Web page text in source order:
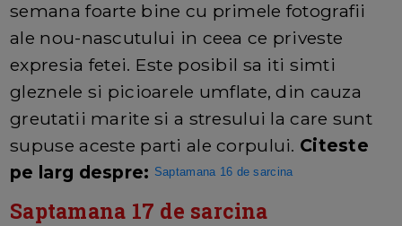
semana foarte bine cu primele fotografii
ale nou-nascutului in ceea ce priveste
expresia fetei. Este posibil sa iti simti
gleznele si picioarele umflate, din cauza
greutatii marite si a stresului la care sunt
supuse aceste parti ale corpului. Citeste
pe larg despre: Saptamana 16 de sarcina
Saptamana 17 de sarcina